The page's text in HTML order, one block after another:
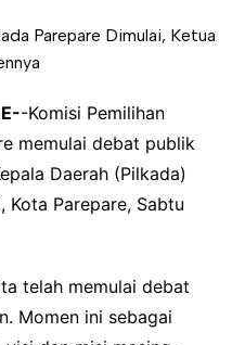
-Komisi Pemilihan
memulai debat publik
Daerah (Pilkada)
Kota Parepare, Sabtu
telah memulai debat
Momen ini sebagai